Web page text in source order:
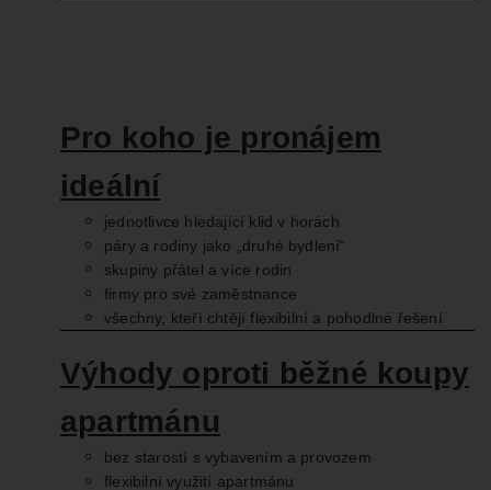
Pro koho je pronájem
ideální
jednotlivce hledající klid v horách
páry a rodiny jako „druhé bydlení“
skupiny přátel a více rodin
firmy pro své zaměstnance
všechny, kteří chtějí flexibilní a pohodlné řešení
Výhody oproti běžné koupy
apartmánu
bez starostí s vybavením a provozem
flexibilní využití apartmánu